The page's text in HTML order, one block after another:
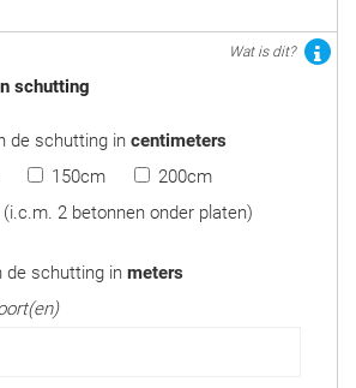
Wat is dit?
schutting
de schutting in centimeters
150cm
200cm
2 betonnen onder platen)
de schutting in meters